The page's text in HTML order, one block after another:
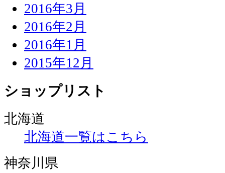
2016年3月
2016年2月
2016年1月
2015年12月
ショップリスト
北海道
北海道一覧はこちら
神奈川県